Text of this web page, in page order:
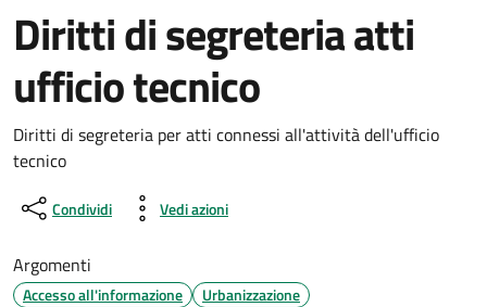
Diritti di segreteria atti
ufficio tecnico
Dettagli del documento
Diritti di segreteria per atti connessi all'attività dell'ufficio
tecnico
Condividi Vedi azioni
Argomenti
Accesso all'informazione Urbanizzazione